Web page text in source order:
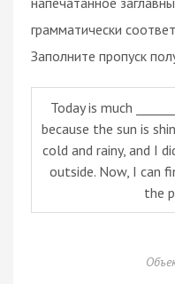
грамматически
Заполните пропуск
Today is much
because the sun is
cold and rainy, and I
outside. Now, I can
the